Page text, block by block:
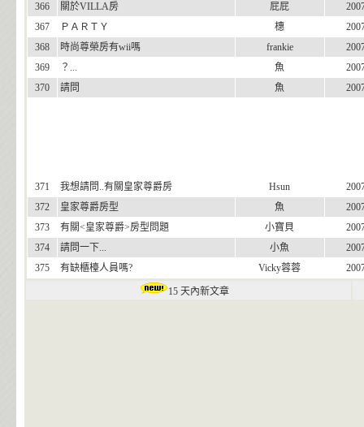
366
關於VILLA房 屁屁
367
ＰＡＲＴＹ 橞
368
時尚尊榮房有wii嗎 frankie
369
？... 魚
370
請問 魚
371 我想請問..有關皇家尊爵房 Hsun
372
皇家尊爵房型 魚
373
有關<皇家尊爵>房型問題 小寶貝
374
請問一下... 小魚
375
有缺櫃檯人員嗎? Vicky蓉蓉
15 天內新文章